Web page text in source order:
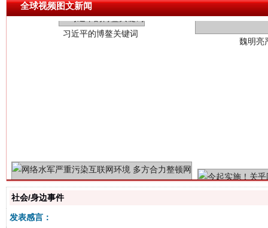
全球视频图文新闻
社会/身边事件
发表感言：